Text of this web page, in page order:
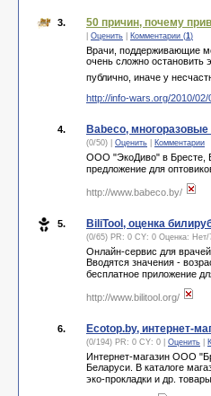
3. 50 причин, почему
Оценить Комментарии (1)
Врачи, поддерживающие
очень сложно остановить
публично, иначе у
http://info-wars.org/2010/
4. Babeco, многоразовые
(0/50) | Оценить Комментарии
ООО "ЭкоДиво" в Бресте,
предложение для
http://www.babeco.by/
5. BiliTool, оценка
(0/65) PR: 0 CY: 0 Оценка: Нет/
Онлайн-сервис для
Вводятся значения -
бесплатное приложение
http://www.bilitool.org/
6. Ecotop.by, интернет-
(0/194) PR: 0 CY: 0 | Оценить
Интернет-магазин ООО
Беларуси. В каталоге
эко-прокладки и др. товары.